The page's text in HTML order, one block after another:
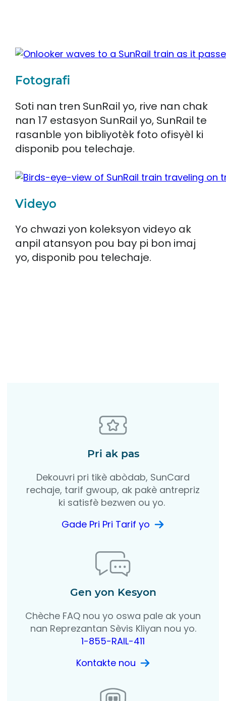
Fotografi
Soti nan tren SunRail yo, rive nan chak
nan 17 estasyon SunRail yo, SunRail te
rasanble yon bibliyotèk foto ofisyèl ki
disponib pou telechaje.
Videyo
Yo chwazi yon koleksyon videyo ak
anpil atansyon pou bay pi bon imaj
yo, disponib pou telechaje.
Pri ak pas
Dekouvri pri tikè abòdab, SunCard
rechaje, tarif gwoup, ak pakè antrepriz
ki satisfè bezwen ou yo.
Gade Pri Pri Tarif yo
Gen yon Kesyon
Chèche FAQ nou yo oswa pale ak youn
nan Reprezantan Sèvis Kliyan nou yo.
1-855-RAIL-411
Kontakte nou